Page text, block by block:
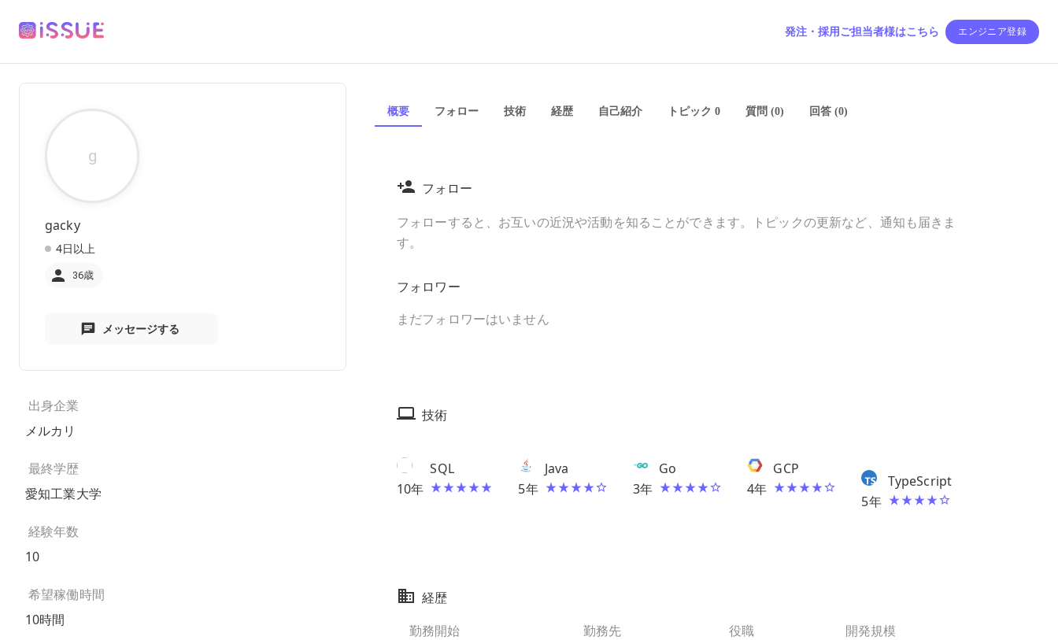
発注・採用ご担当者様はこちら エンジニア登録
g
gacky
4日以上
36歳
メッセージする
出身企業
メルカリ
最終学歴
愛知工業大学
経験年数
10
希望稼働時間
10時間
概要 フォロー 技術 経歴 自己紹介 トピック 0 質問 (0) 回答 (0)
フォロー
フォローすると、お互いの近況や活動を知ることができます。トピックの更新など、通知も届きま
す。
フォロワー
まだフォロワーはいません
技術
10年
SQL
5年
Java
3年
Go
4年
GCP
5年
TypeScript
経歴
勤務開始
勤務先 役職 開発規模